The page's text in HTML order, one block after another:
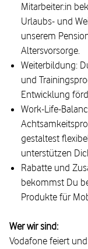
Mitarbeiter:in
Urlaubs- und
unserem
Altersvorsorge.
Weiterbildung:
und
Entwicklung
Work-Life-
gestaltest
unterstützen
Rabatte und
bekommst Du
Produkte für
Wer wir sind:
Vodafone feiert